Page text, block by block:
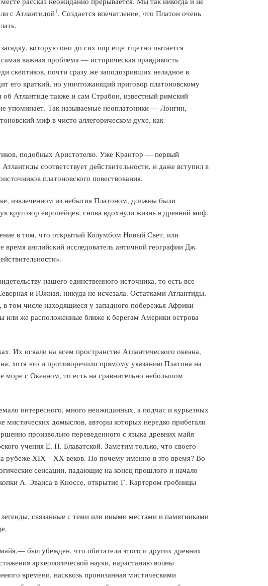
с Атлантидой1 . Создается впечатление, что Платон очень
которую оно до сих пор еще тщетно пытается
важная проблема — историческая правдивость
скептиков, почти сразу же заподозривших неладное в
его краткий, но уничтожающий приговор платоновскому
Атлантиде также и сам Страбон, известный римский
упоминает. Так называемые неоплатоники — Лонгин,
миф в чисто аллегорическом духе, как
подобных Аристотелю. Уже Крантор — первый
соответствует действительности, и даже вступил в
платоновского повествования.
извлеченном из небытия Платоном, должны были
кругозор европейцев, снова вдохнули жизнь в древний миф.
в том, что открытый Колумбом Новый Свет, или
английский исследователь античной географии Дж.
нашего единственного источника, то есть все
и Южная, никуда не исчезала. Остатками Атлантиды,
том числе находящиеся у западного побережья Африки
или же расположенные ближе к берегам Америки острова
Их искали на всем пространстве Атлантического океана,
хотя это и противоречило прямому указанию Платона на
море с Океаном, то есть на сравнительно небольшом
интересного, много неожиданных, а подчас и курьезных
мистических домыслов, авторы которых нередко прибегали
произвольно переведенного с языка древних майя
учения Е. П. Блаватской. Заметим только, что своего
рубеже XIX—XX веков. Но почему именно в это время? Во
сенсации, падающие на конец прошлого и начало
А. Эванса в Кноссе, открытие Г. Картером гробницы
связанные с теми или иными местами и памятниками
был убежден, что обитатели этого и других древних
археологической науки, нарастанию волны
времени, насквозь пронизанная мистическими